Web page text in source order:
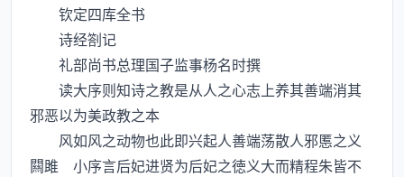
钦定四库全书
诗经劄记
礼部尚书总理国子监事杨名时撰
读大序则知诗之教是从人之心志上养其善端消其
邪恶以为美政教之本
风如风之动物也此即兴起人善端荡散人邪慝之义
闗雎 小序言后妃进贤为后妃之徳义大而精程朱皆不